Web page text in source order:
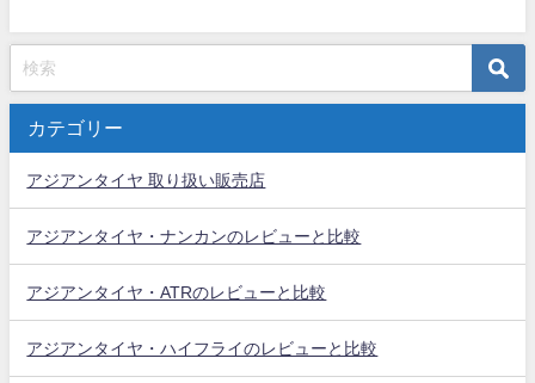
カテゴリー
アジアンタイヤ 取り扱い販売店
アジアンタイヤ・ナンカンのレビューと比較
アジアンタイヤ・ATRのレビューと比較
アジアンタイヤ・ハイフライのレビューと比較